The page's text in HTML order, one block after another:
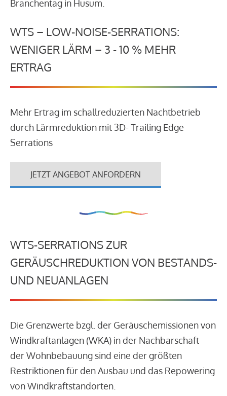
Branchentag in Husum.
WTS – LOW-NOISE-SERRATIONS:
WENIGER LÄRM – 3 - 10 % MEHR
ERTRAG
Mehr Ertrag im schallreduzierten Nachtbetrieb
durch Lärmreduktion mit 3D- Trailing Edge
Serrations
JETZT ANGEBOT ANFORDERN
WTS-SERRATIONS ZUR
GERÄUSCHREDUKTION VON BESTANDS-
UND NEUANLAGEN
Die Grenzwerte bzgl. der Geräuschemissionen von
Windkraftanlagen (WKA) in der Nachbarschaft
der Wohnbebauung sind eine der größten
Restriktionen für den Ausbau und das Repowering
von Windkraftstandorten.